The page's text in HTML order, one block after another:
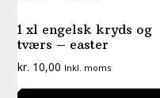
1 xl engelsk kryds og
tværs – easter
kr. 10,00 Inkl. moms